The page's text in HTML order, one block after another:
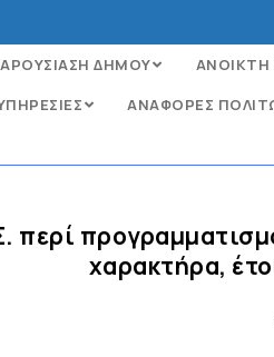
ΔΗΜΟΥ ΑΝΟΙΚΤΗ
ΑΝΑΦΟΡΈΣ
περί
χαρακτήρα,